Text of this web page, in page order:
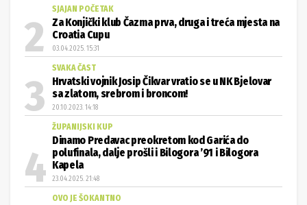
SJAJAN POČETAK
Za Konjički klub Čazma prva, druga i treća mjesta na
Croatia Cupu
03.04.2025. 15:31
SVAKA ČAST
Hrvatski vojnik Josip Čikvar vratio se u NK Bjelovar
sa zlatom, srebrom i broncom!
20.10.2023. 14:18
ŽUPANIJSKI KUP
Dinamo Predavac preokretom kod Garića do
polufinala, dalje prošli i Bilogora ’91 i Bilogora
Kapela
23.04.2025. 21:48
OVO JE ŠOKANTNO